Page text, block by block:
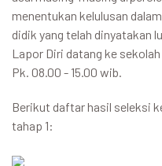
menentukan kelulusan
didik yang telah dinyatakan
Lapor Diri datang ke
Pk. 08.00 - 15.00 wib.
Berikut daftar hasil seleksi
tahap 1: